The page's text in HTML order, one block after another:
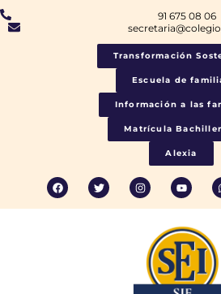
91 675 08 06
Transformación
Escuela de
Información a las
Matrícula
Alexia